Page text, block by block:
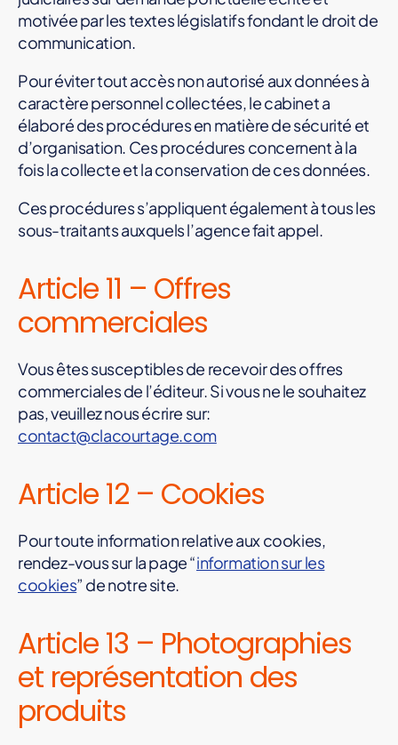
motivée par les textes législatifs fondant le droit de
communication.
Pour éviter tout accès non autorisé aux données à
caractère personnel collectées, le cabinet a
élaboré des procédures en matière de sécurité et
d’organisation. Ces procédures concernent à la
fois la collecte et la conservation de ces données.
Ces procédures s’appliquent également à tous les
sous-traitants auxquels l’agence fait appel.
Article 11 – Offres
commerciales
Vous êtes susceptibles de recevoir des offres
commerciales de l’éditeur. Si vous ne le souhaitez
pas, veuillez nous écrire sur:
contact@clacourtage.com
Article 12 – Cookies
Pour toute information relative aux cookies,
rendez-vous sur la page “information sur les
cookies” de notre site.
Article 13 – Photographies
et représentation des
produits